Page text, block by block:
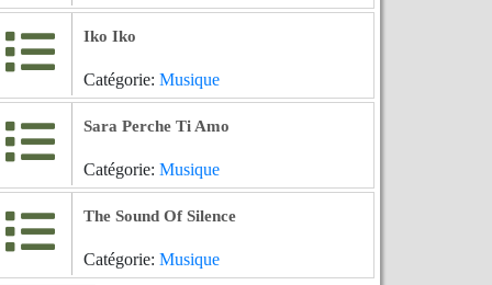
Iko Iko
Catégorie: Musique
Sara Perche Ti Amo
Catégorie: Musique
The Sound Of Silence
Catégorie: Musique